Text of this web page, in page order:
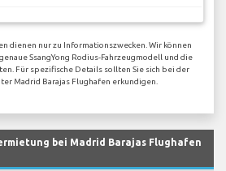
dienen nur zu Informationszwecken. Wir können
SsangYong Rodius-Fahrzeugmodell und die
Für spezifische Details sollten Sie sich bei der
Madrid Barajas Flughafen erkundigen.
bei Madrid Barajas Flughafen